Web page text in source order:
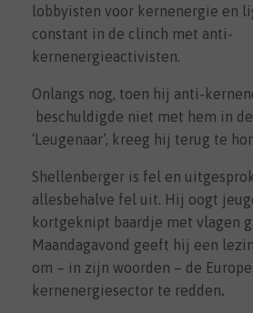
lobbyisten voor kernenergie en
constant in de clinch met anti-
kernenergieactivisten.
Onlangs nog, toen hij anti-
beschuldigde niet met hem in
‘Leugenaar’, kreeg hij terug te
Shellenberger is fel en
allesbehalve fel uit. Hij oogt
kortgeknipt baardje met vlagen
Maandagavond geeft hij een
om – in zijn woorden – de
kernenergiesector te redden.